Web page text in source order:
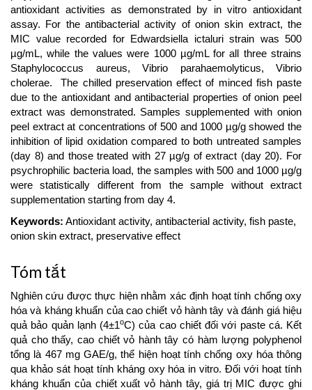
antioxidant activities as demonstrated by in vitro antioxidant
assay. For the antibacterial activity of onion skin extract, the
MIC value recorded for Edwardsiella ictaluri strain was 500
µg/mL, while the values were 1000 µg/mL for all three strains
Staphylococcus aureus, Vibrio parahaemolyticus, Vibrio
cholerae. The chilled preservation effect of minced fish paste
due to the antioxidant and antibacterial properties of onion peel
extract was demonstrated. Samples supplemented with onion
peel extract at concentrations of 500 and 1000 µg/g showed the
inhibition of lipid oxidation compared to both untreated samples
(day 8) and those treated with 27 µg/g of extract (day 20). For
psychrophilic bacteria load, the samples with 500 and 1000 µg/g
were statistically different from the sample without extract
supplementation starting from day 4.
Keywords: Antioxidant activity, antibacterial activity, fish paste,
onion skin extract, preservative effect
Tóm tắt
Nghiên cứu được thực hiện nhằm xác định hoạt tính chống oxy
hóa và kháng khuẩn của cao chiết vỏ hành tây và đánh giá hiệu
quả bảo quản lạnh (4±1oC) của cao chiết đối với paste cá. Kết
quả cho thấy, cao chiết vỏ hành tây có hàm lượng polyphenol
tổng là 467 mg GAE/g, thể hiện hoạt tính chống oxy hóa thông
qua khảo sát hoạt tính kháng oxy hóa in vitro. Đối với hoạt tính
kháng khuẩn của chiết xuất vỏ hành tây, giá trị MIC được ghi